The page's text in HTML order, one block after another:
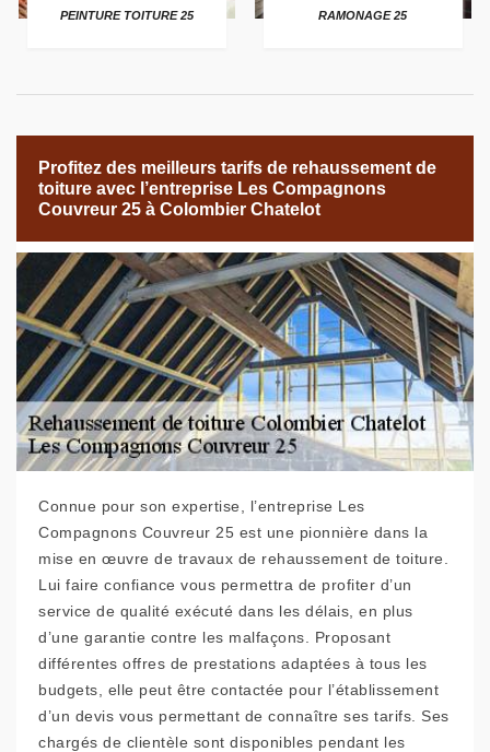
PEINTURE TOITURE 25 RAMONAGE 25
Profitez des meilleurs tarifs de rehaussement de
toiture avec l’entreprise Les Compagnons
Couvreur 25 à Colombier Chatelot
Connue pour son expertise, l’entreprise Les
Compagnons Couvreur 25 est une pionnière dans la
mise en œuvre de travaux de rehaussement de toiture.
Lui faire confiance vous permettra de profiter d’un
service de qualité exécuté dans les délais, en plus
d’une garantie contre les malfaçons. Proposant
différentes offres de prestations adaptées à tous les
budgets, elle peut être contactée pour l’établissement
d’un devis vous permettant de connaître ses tarifs. Ses
chargés de clientèle sont disponibles pendant les